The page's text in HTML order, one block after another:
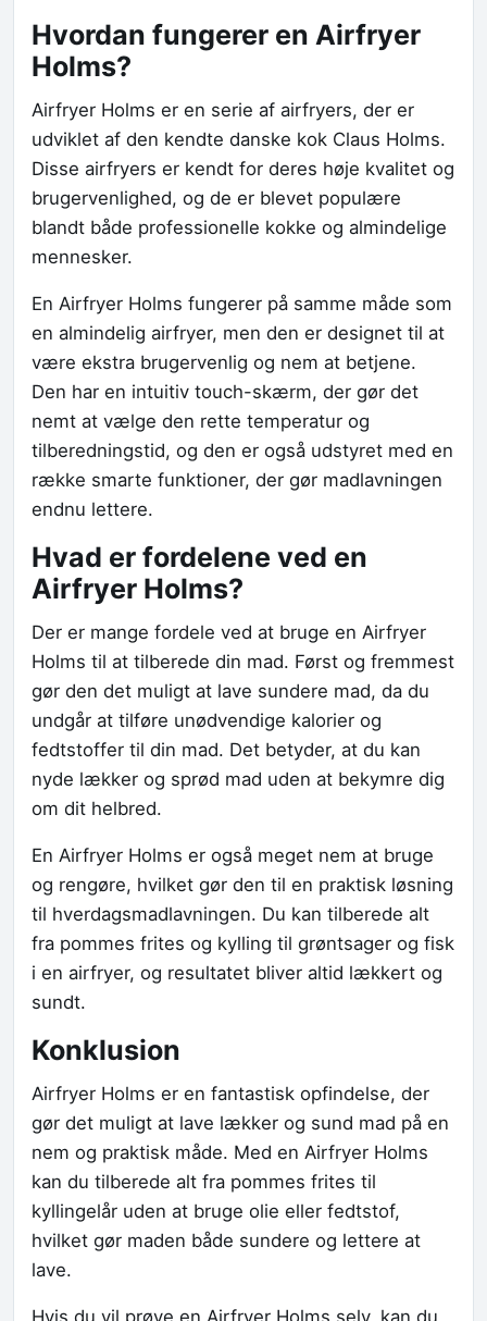
Hvordan fungerer en Airfryer
Holms?
Airfryer Holms er en serie af airfryers, der er
udviklet af den kendte danske kok Claus Holms.
Disse airfryers er kendt for deres høje kvalitet og
brugervenlighed, og de er blevet populære
blandt både professionelle kokke og almindelige
mennesker.
En Airfryer Holms fungerer på samme måde som
en almindelig airfryer, men den er designet til at
være ekstra brugervenlig og nem at betjene.
Den har en intuitiv touch-skærm, der gør det
nemt at vælge den rette temperatur og
tilberedningstid, og den er også udstyret med en
række smarte funktioner, der gør madlavningen
endnu lettere.
Hvad er fordelene ved en
Airfryer Holms?
Der er mange fordele ved at bruge en Airfryer
Holms til at tilberede din mad. Først og fremmest
gør den det muligt at lave sundere mad, da du
undgår at tilføre unødvendige kalorier og
fedtstoffer til din mad. Det betyder, at du kan
nyde lækker og sprød mad uden at bekymre dig
om dit helbred.
En Airfryer Holms er også meget nem at bruge
og rengøre, hvilket gør den til en praktisk løsning
til hverdagsmadlavningen. Du kan tilberede alt
fra pommes frites og kylling til grøntsager og fisk
i en airfryer, og resultatet bliver altid lækkert og
sundt.
Konklusion
Airfryer Holms er en fantastisk opfindelse, der
gør det muligt at lave lækker og sund mad på en
nem og praktisk måde. Med en Airfryer Holms
kan du tilberede alt fra pommes frites til
kyllingelår uden at bruge olie eller fedtstof,
hvilket gør maden både sundere og lettere at
lave.
Hvis du vil prøve en Airfryer Holms selv, kan du